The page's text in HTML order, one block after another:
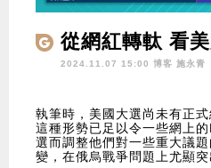
從網紅轉軚 看
2024.11.07 15:00 博客 施永青
執筆時，美國大選尚未有正式
這種形勢已足以令一些網上
選而調整他們對一些重大議
變，在俄烏戰爭問題上尤顯突